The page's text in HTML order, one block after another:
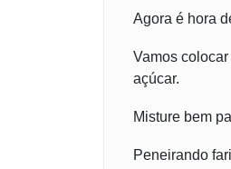
Agora é hora
Vamos
açúcar.
Misture bem
Peneirando